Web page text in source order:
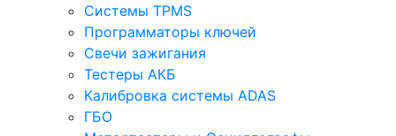
Системы TPMS
Программаторы ключей
Свечи зажигания
Тестеры АКБ
Калибровка системы ADAS
ГБО